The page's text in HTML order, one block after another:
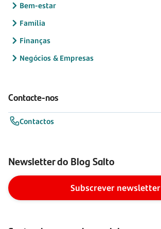
Bem-estar
Família
Finanças
Negócios & Empresas
Contacte-nos
Contactos
Newsletter do Blog Salto
Subscrever newsletter